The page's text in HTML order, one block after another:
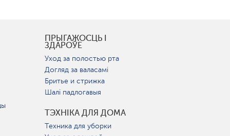
ПРЫГАЖОСЦЬ І
ЗДАРОЎЕ
Уход за полостью рта
Догляд за валасамі
Бритье и стрижка
Шалі падлогавыя
ТЭХНІКА ДЛЯ ДОМА
Техника для уборки